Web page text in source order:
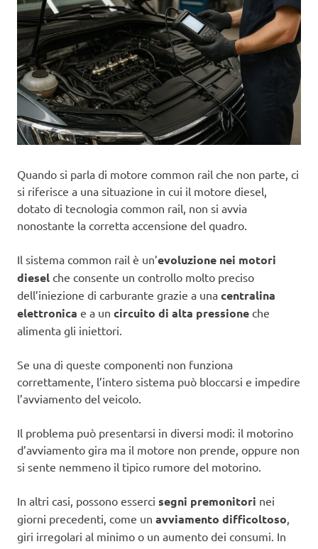
Quando si parla di motore common rail che non parte, ci
si riferisce a una situazione in cui il motore diesel,
dotato di tecnologia common rail, non si avvia
nonostante la corretta accensione del quadro.
Il sistema common rail è un’evoluzione nei motori
diesel che consente un controllo molto preciso
dell’iniezione di carburante grazie a una centralina
elettronica e a un circuito di alta pressione che
alimenta gli iniettori.
Se una di queste componenti non funziona
correttamente, l’intero sistema può bloccarsi e impedire
l’avviamento del veicolo.
Il problema può presentarsi in diversi modi: il motorino
d’avviamento gira ma il motore non prende, oppure non
si sente nemmeno il tipico rumore del motorino.
In altri casi, possono esserci segni premonitori nei
giorni precedenti, come un avviamento difficoltoso
giri irregolari al minimo o un aumento dei consumi. In